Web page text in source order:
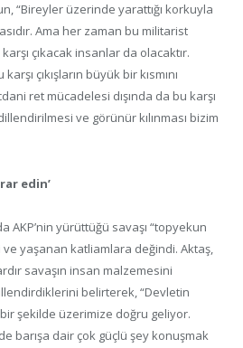
“Bireyler üzerinde yarattığı korkuyla
Ama her zaman bu militarist
çıkacak insanlar da olacaktır.
çıkışların büyük bir kısmını
ret mücadelesi dışında da bu karşı
ve görünür kılınması bizim
edin’
AKP’nin yürüttüğü savaşı “topyekun
yaşanan katliamlara değindi. Aktaş,
savaşın insan malzemesini
belirterek, “Devletin
şekilde üzerimize doğru geliyor.
barışa dair çok güçlü şey konuşmak